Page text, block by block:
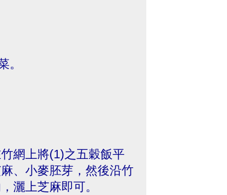
。
網上將(1)之五穀飯平
、小麥胚芽，然後沿竹
灑上芝麻即可。